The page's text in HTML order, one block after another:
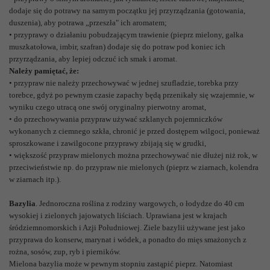
dodaje się do potrawy na samym początku jej przyrządzania (gotowania,
duszenia), aby potrawa „przeszła" ich aromatem;
• przyprawy o działaniu pobudzającym trawienie (pieprz mielony, gałka
muszkatołowa, imbir, szafran) dodaje się do potraw pod koniec ich
przyrządzania, aby lepiej odczuć ich smak i aromat.
Należy pamiętać, że:
• przypraw nie należy przechowywać w jednej szufladzie, torebka przy
torebce, gdyż po pewnym czasie zapachy będą przenikały się wzajemnie, w
wyniku czego utracą one swój oryginalny pierwotny aromat,
• do przechowywania przypraw używać szklanych pojemniczków
wykonanych z ciemnego szkła, chronić je przed dostępem wilgoci, ponieważ
sproszkowane i zawilgocone przyprawy zbijają się w grudki,
• większość przypraw mielonych można przechowywać nie dłużej niż rok, w
przeciwieństwie np. do przypraw nie mielonych (pieprz w ziarnach, kolendra
w ziarnach itp.).
Bazylia. Jednoroczna roślina z rodziny wargowych, o łodydze do 40 cm
wysokiej i zielonych jajowatych liściach. Uprawiana jest w krajach
śródziemnomorskich i Azji Południowej. Ziele bazylii używane jest jako
przyprawa do konserw, marynat i wódek, a ponadto do mięs smażonych z
rożna, sosów, zup, ryb i pierników.
Mielona bazylia może w pewnym stopniu zastąpić pieprz. Natomiast